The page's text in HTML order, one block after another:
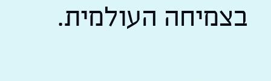
בצמיחה העולמית.